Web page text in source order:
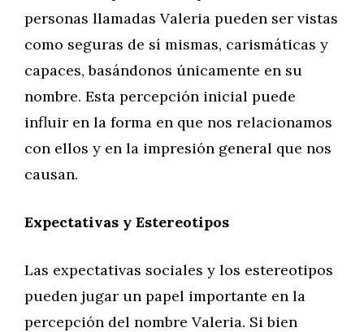
personas llamadas Valeria pueden ser vistas
como seguras de sí mismas, carismáticas y
capaces, basándonos únicamente en su
nombre. Esta percepción inicial puede
influir en la forma en que nos relacionamos
con ellos y en la impresión general que nos
causan.
Expectativas y Estereotipos
Las expectativas sociales y los estereotipos
pueden jugar un papel importante en la
percepción del nombre Valeria. Si bien